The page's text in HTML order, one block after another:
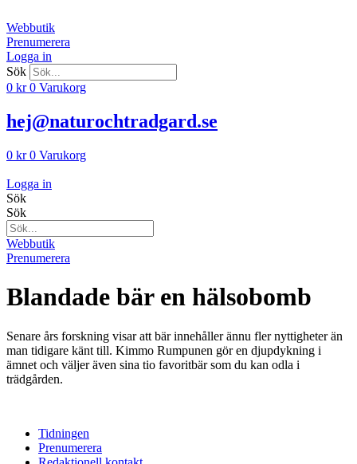
till
innehåll
Webbutik
Prenumerera
Logga in
Sök
0 kr 0 Varukorg
hej@naturochtradgard.se
0 kr 0 Varukorg
Logga in
Sök
Sök
Webbutik
Prenumerera
Blandade bär en hälsobomb
Senare års forskning visar att bär innehål­ler ännu fler nyttigheter än
man tidigare känt till. Kimmo Rumpunen gör en djup­dykning i
ämnet och väljer även sina tio favoritbär som du kan odla i
trädgården.
Tidningen
Prenumerera